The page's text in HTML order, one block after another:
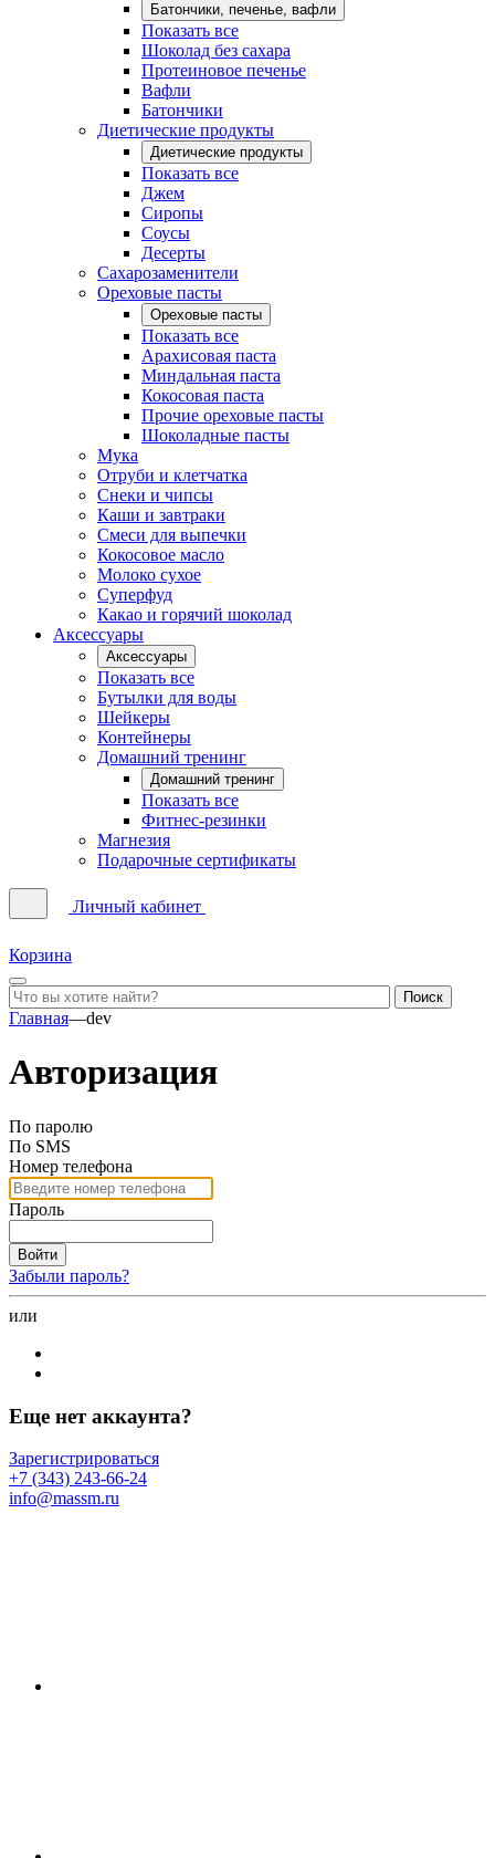
Батончики, печенье, вафли
Показать все
Шоколад без сахара
Протеиновое печенье
Вафли
Батончики
Диетические продукты
Диетические продукты
Показать все
Джем
Сиропы
Соусы
Десерты
Сахарозаменители
Ореховые пасты
Ореховые пасты
Показать все
Арахисовая паста
Миндальная паста
Кокосовая паста
Прочие ореховые пасты
Шоколадные пасты
Мука
Отруби и клетчатка
Снеки и чипсы
Каши и завтраки
Смеси для выпечки
Кокосовое масло
Молоко сухое
Суперфуд
Какао и горячий шоколад
Аксессуары
Аксессуары
Показать все
Бутылки для воды
Шейкеры
Контейнеры
Домашний тренинг
Домашний тренинг
Показать все
Фитнес-резинки
Магнезия
Подарочные сертификаты
Личный кабинет
Корзина
Главная—dev
Авторизация
По паролю
По SMS
Номер телефона
Пароль
Войти
Забыли пароль?
или
Еще нет аккаунта?
Зарегистрироваться
+7 (343) 243-66-24
info@massm.ru